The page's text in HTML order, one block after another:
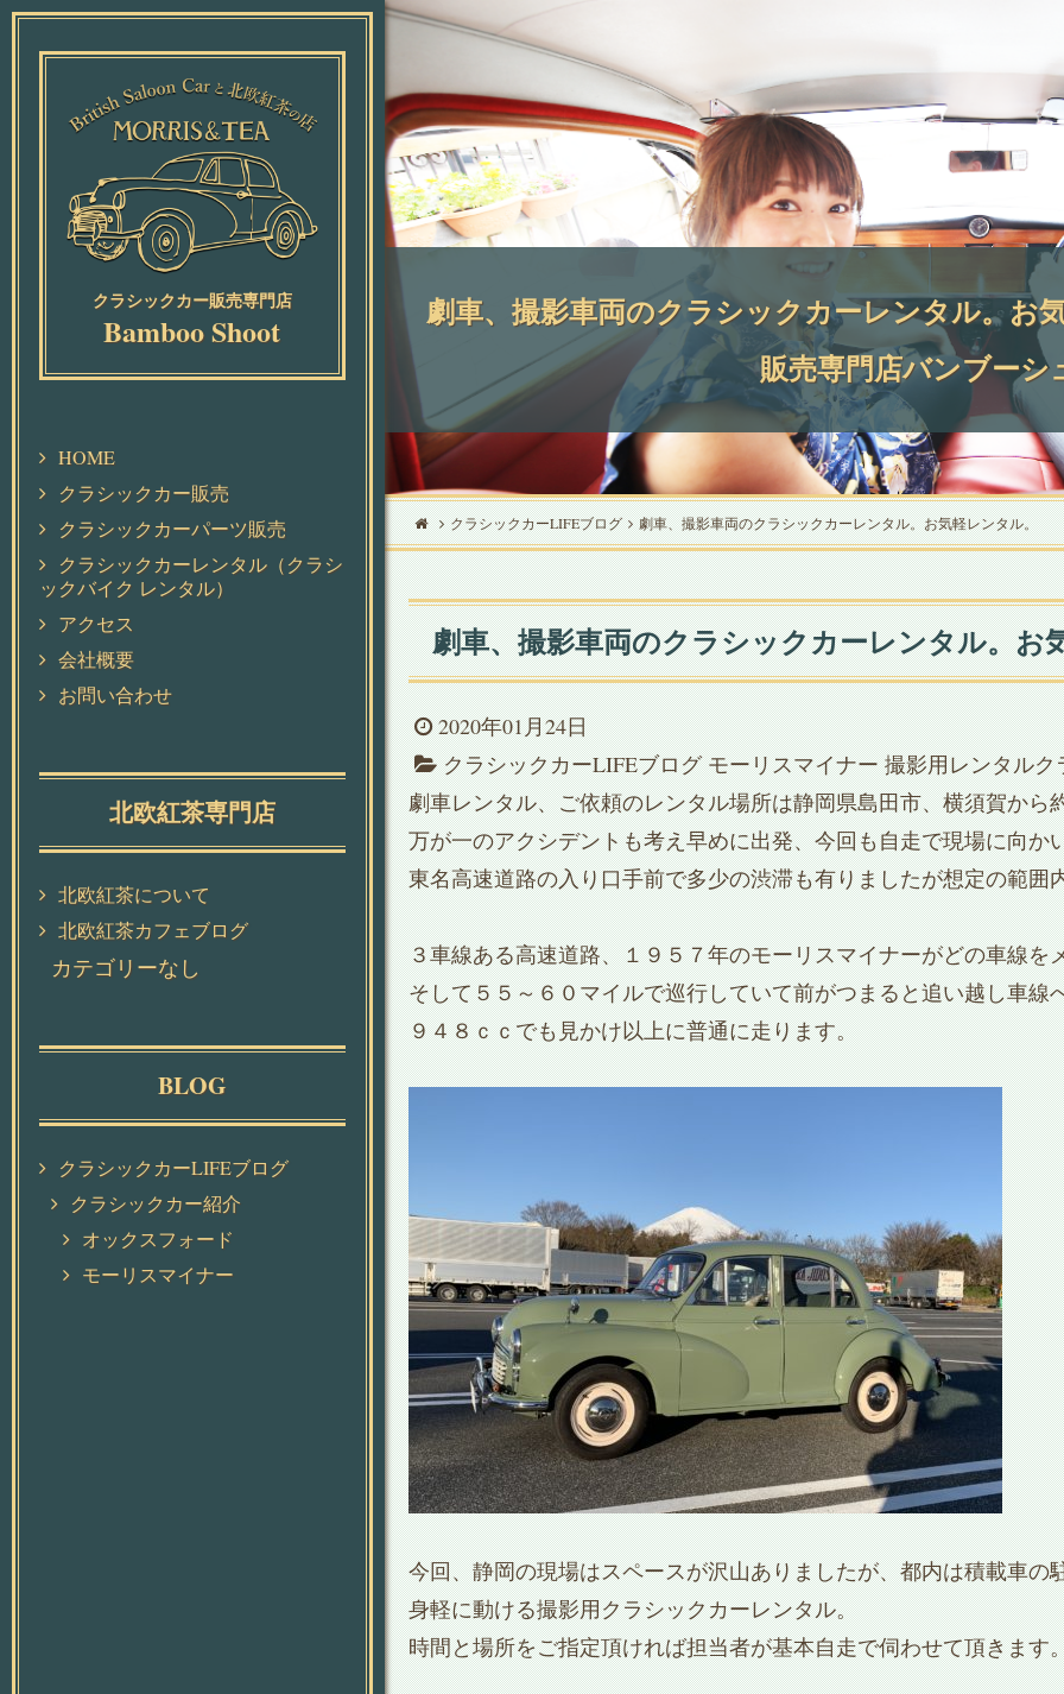
クラシックカー販売専門店
Bamboo Shoot
HOME
クラシックカー販売
クラシックカーパーツ販売
クラシックカーレンタル（クラシ
ックバイク レンタル）
アクセス
会社概要
お問い合わせ
北欧紅茶専門店
北欧紅茶について
北欧紅茶カフェブログ
カテゴリーなし
BLOG
クラシックカーLIFEブログ
クラシックカー紹介
オックスフォード
モーリスマイナー
劇車、撮影車両のクラシックカーレンタル。お
販売専門店バンブーシ
クラシックカーLIFEブログ 劇車、撮影車両のクラシックカーレンタル。お気軽レンタル。
劇車、撮影車両のクラシックカーレンタル。お
2020年01月24日
クラシックカーLIFEブログ モーリスマイナー 撮影用レンタルク
劇車レンタル、ご依頼のレンタル場所は静岡県島田市、横須賀から
万が一のアクシデントも考え早めに出発、今回も自走で現場に向か
東名高速道路の入り口手前で多少の渋滞も有りましたが想定の範囲
３車線ある高速道路、１９５７年のモーリスマイナーがどの車線
そして５５～６０マイルで巡行していて前がつまると追い越し車線
９４８ｃｃでも見かけ以上に普通に走ります。
今回、静岡の現場はスペースが沢山ありましたが、都内は積載車の
身軽に動ける撮影用クラシックカーレンタル。
時間と場所をご指定頂ければ担当者が基本自走で伺わせて頂きます